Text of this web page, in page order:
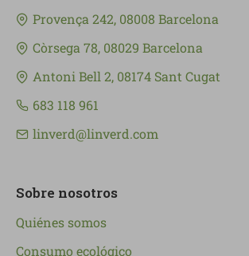
Provença 242, 08008 Barcelona
Còrsega 78, 08029 Barcelona
Antoni Bell 2, 08174 Sant Cugat
683 118 961
linverd@linverd.com
Sobre nosotros
Quiénes somos
Consumo ecológico